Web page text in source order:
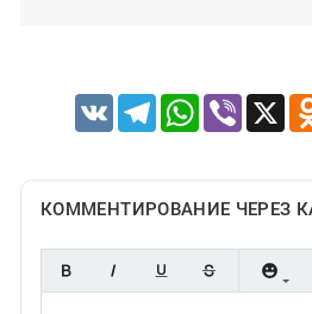
VK TelegramWhatsApp
Viber X
КОММЕНТИРОВАНИЕ ЧЕРЕЗ